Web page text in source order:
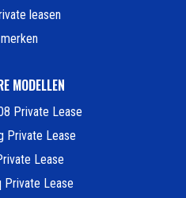
leasen
MODELLEN
Private Lease
Private Lease
Lease
Private Lease